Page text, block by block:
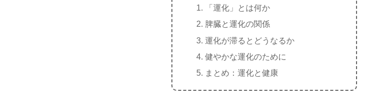
「運化」とは何か
脾臓と運化の関係
運化が滞るとどうなるか
健やかな運化のために
まとめ：運化と健康